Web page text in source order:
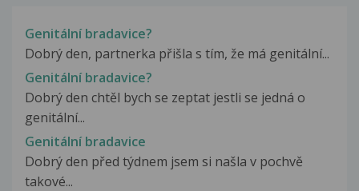
Genitální bradavice?
Dobrý den, partnerka přišla s tím, že má genitální...
Genitální bradavice?
Dobrý den chtěl bych se zeptat jestli se jedná o
genitální...
Genitální bradavice
Dobrý den před týdnem jsem si našla v pochvě
takové...